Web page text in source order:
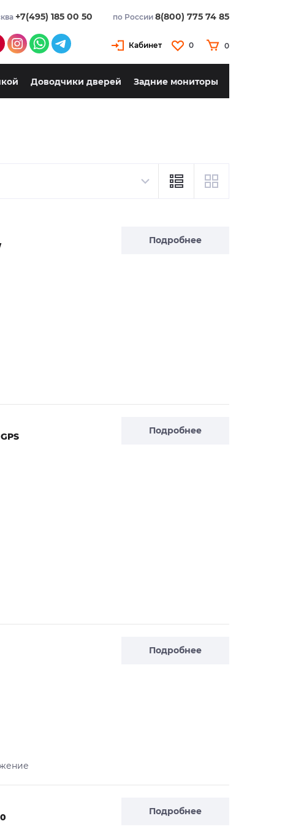
+7(495) 185 00 50 по России 8(800) 775 74 85
Кабинет 0 0
Доводчики дверей Задние мониторы
Подробнее
Подробнее
Подробнее
Подробнее